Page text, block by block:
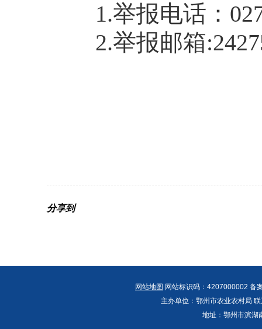
1.举报电话：
2.举报邮箱
分享到
网站地图 网站标识码：4207000002
主办单位：鄂州市农业农村局
地址：鄂州市滨湖